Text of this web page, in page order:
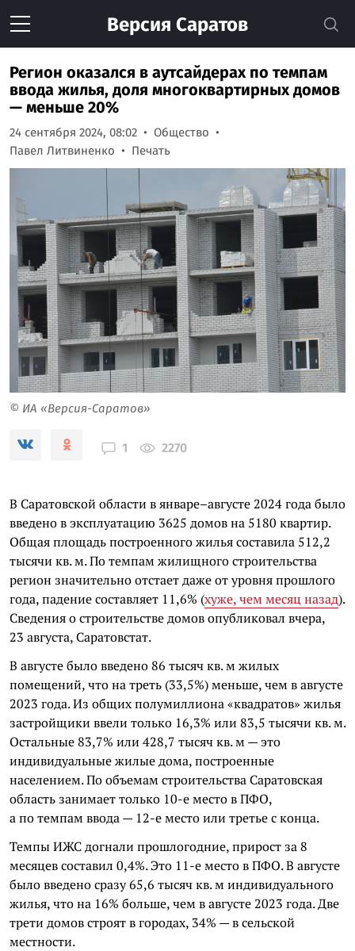
Версия Саратов
Регион оказался в аутсайдерах по темпам
ввода жилья, доля многоквартирных домов
— меньше 20%
24 сентября 2024, 08:02
Общество
Павел Литвиненко
Печать
© ИА «Версия-Саратов»
1 2270
В Саратовской области в январе–августе 2024 года было
введено в эксплуатацию 3625 домов на 5180 квартир.
Общая площадь построенного жилья составила 512,2
тысячи кв. м. По темпам жилищного строительства
регион значительно отстает даже от уровня прошлого
года, падение составляет 11,6% (хуже, чем месяц назад).
Сведения о строительстве домов опубликовал вчера,
23 августа, Саратовстат.
В августе было введено 86 тысяч кв. м жилых
помещений, что на треть (33,5%) меньше, чем в августе
2023 года. Из общих полумиллиона «квадратов» жилья
застройщики ввели только 16,3% или 83,5 тысячи кв. м.
Остальные 83,7% или 428,7 тысяч кв. м — это
индивидуальные жилые дома, построенные
населением. По объемам строительства Саратовская
область занимает только 10-е место в ПФО,
а по темпам ввода — 12-е место или третье с конца.
Темпы ИЖС догнали прошлогодние, прирост за 8
месяцев составил 0,4%. Это 11-е место в ПФО. В августе
было введено сразу 65,6 тысяч кв. м индивидуального
жилья, что на 16% больше, чем в августе 2023 года. Две
трети домов строят в городах, 34% — в сельской
местности.